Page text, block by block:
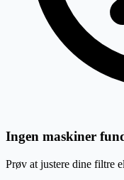
Ingen maskiner
Prøv at justere dine filtre